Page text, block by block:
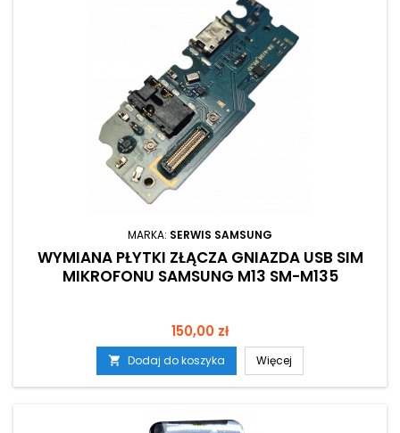
MARKA: SERWIS SAMSUNG
WYMIANA PŁYTKI ZŁĄCZA GNIAZDA USB SIM
MIKROFONU SAMSUNG M13 SM-M135
Cena
150,00 zł
 Dodaj do koszyka Więcej